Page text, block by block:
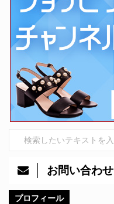
お問い合わせ
プロフィール